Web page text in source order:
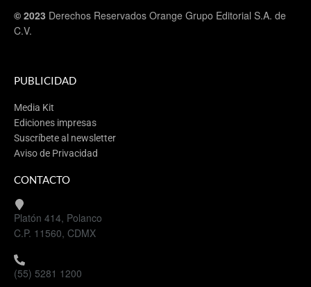
© 2023 Derechos Reservados Orange Grupo Editorial S.A. de
C.V.
PUBLICIDAD
Media Kit
Ediciones impresas
Suscríbete al newsletter
Aviso de Privacidad
CONTACTO
Platón 414, Polanco
C.P. 11560, CDMX
(55) 5281 1200